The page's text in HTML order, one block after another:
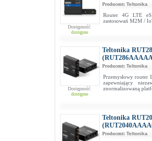
Dostępność:
dostępne
Producent: Teltonika
Router 4G LTE
zastosowań M2M /
Dostępność:
dostępne
Teltonika
Producent: Teltonika
Przemysłowy router
zapewniający
znormalizowaną
Teltonika
Producent: Teltonika